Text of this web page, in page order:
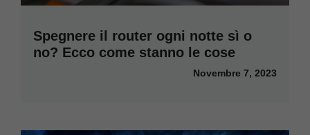
Spegnere il router ogni notte sì o
no? Ecco come stanno le cose
Novembre 7, 2023